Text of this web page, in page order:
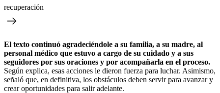
recuperación
El texto continuó agradeciéndole a su familia, a su madre, al
personal médico que estuvo a cargo de su cuidado y a sus
seguidores por sus oraciones y por acompañarla en el proceso.
Según explica, esas acciones le dieron fuerza para luchar. Asimismo,
señaló que, en definitiva, los obstáculos deben servir para avanzar y
crear oportunidades para salir adelante.